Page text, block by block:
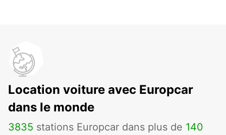
Location voiture avec Europcar
dans le monde
3835 stations Europcar dans plus de 140